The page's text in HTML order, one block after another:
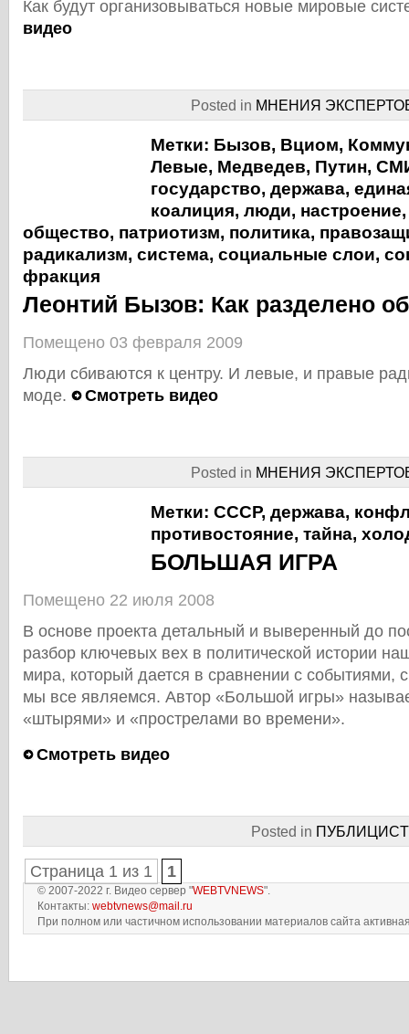
Как будут организовываться новые мировые
видео
Posted in МНЕНИЯ
Метки: Бызов, Вциом,
Левые, Медведев, Путин,
государство, держава,
коалиция, люди, настроение
общество, патриотизм, политика,
радикализм, система, социальные слои,
фракция
Леонтий Бызов: Как разделено
Помещено 03 февраля 2009
Люди сбиваются к центру. И левые, и правые
моде.
Смотреть видео
Posted in МНЕНИЯ
Метки: СССР, держава,
противостояние, тайна,
БОЛЬШАЯ ИГРА
Помещено 22 июля 2008
В основе проекта детальный и выверенный до
разбор ключевых вех в политической истории
мира, который дается в сравнении с событиями,
мы все являемся. Автор «Большой игры»
«штырями» и «прострелами во времени».
Смотреть видео
Posted in
Страница 1 из 1 1
© 2007-2022 г. Видео сервер "WEBTVNEWS".
Контакты: webtvnews@mail.ru
При полном или частичном использовании материалов сайта